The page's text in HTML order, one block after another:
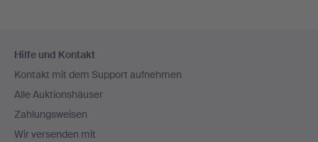
Navigation
Hilfe und Kontakt
Kontakt mit dem Support aufnehmen
Alle Auktionshäuser
Zahlungsweisen
Wir versenden mit